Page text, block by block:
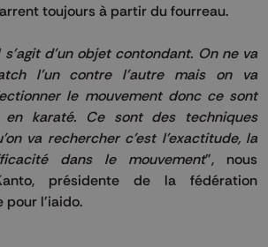
toujours à partir du fourreau.
d'un objet contondant. On ne va
l'un contre l'autre mais on va
le mouvement donc ce sont
karaté. Ce sont des techniques
va rechercher c'est l'exactitude, la
dans le mouvement", nous
présidente de la fédération
pour l'iaido.